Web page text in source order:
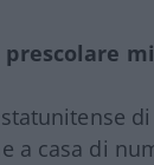
a casa di